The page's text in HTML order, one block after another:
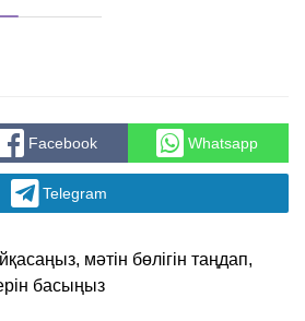
Facebook Whatsapp
Telegram
мәтін бөлігін таңдап,
басыңыз